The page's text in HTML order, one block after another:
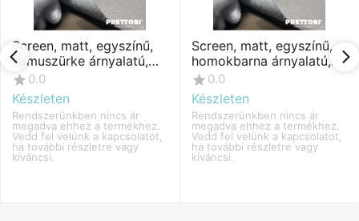
Screen, matt, egyszínű,
hamuszürke árnyalatú,
fényvisszaverő hatású,
minta nélküli anyag
0.0
Készleten
Rendszerünkben nincs ár
megadva ehhez a termékhez.
Vedd fel velünk a kapcsolatot,
ha további részletre vagy
kíváncsi.
Screen, matt, egyszínű,
homokbarna árnyalatú,
fényvisszaverő hatású,
minta nélküli anyag
0.0
Készleten
Rendszerünkben nincs ár
megadva ehhez a termékhez.
Vedd fel velünk a kapcsolatot,
ha további részletre vagy
kíváncsi.